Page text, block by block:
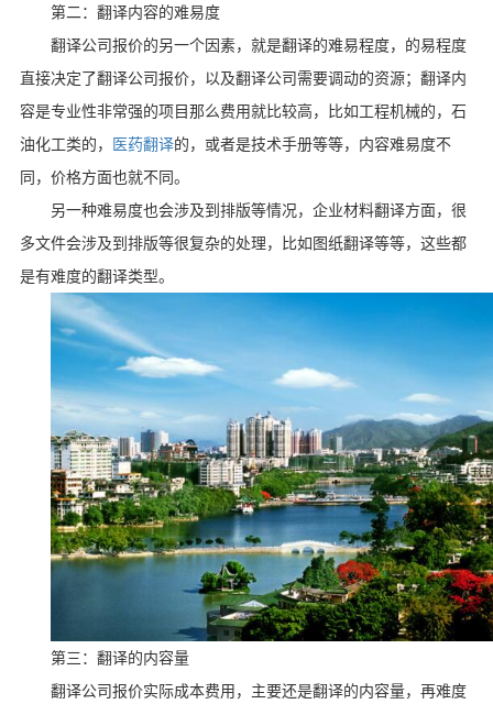
第二：翻译内容的难易度
翻译公司报价的另一个因素，就是翻译的难易程度，的易程度
直接决定了翻译公司报价，以及翻译公司需要调动的资源；翻译内
容是专业性非常强的项目那么费用就比较高，比如工程机械的，石
油化工类的，
医药翻译的，或者是技术手册等等，内容难易度不
同，价格方面也就不同。
另一种难易度也会涉及到排版等情况，企业材料翻译方面，很
多文件会涉及到排版等很复杂的处理，比如图纸翻译等等，这些都
是有难度的翻译类型。
第三：翻译的内容量
翻译公司报价实际成本费用，主要还是翻译的内容量，再难度